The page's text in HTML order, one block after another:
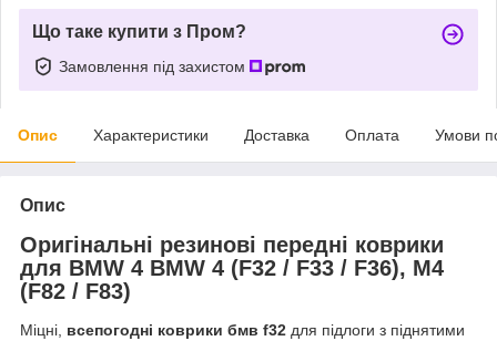
Що таке купити з Пром?
Замовлення під захистом
Опис Характеристики Доставка Оплата Умови
Опис
Оригінальні резинові передні коврики
для BMW 4 BMW 4 (F32 / F33 / F36), M4
(F82 / F83)
Міцні, всепогодні коврики бмв f32 для підлоги з піднятими